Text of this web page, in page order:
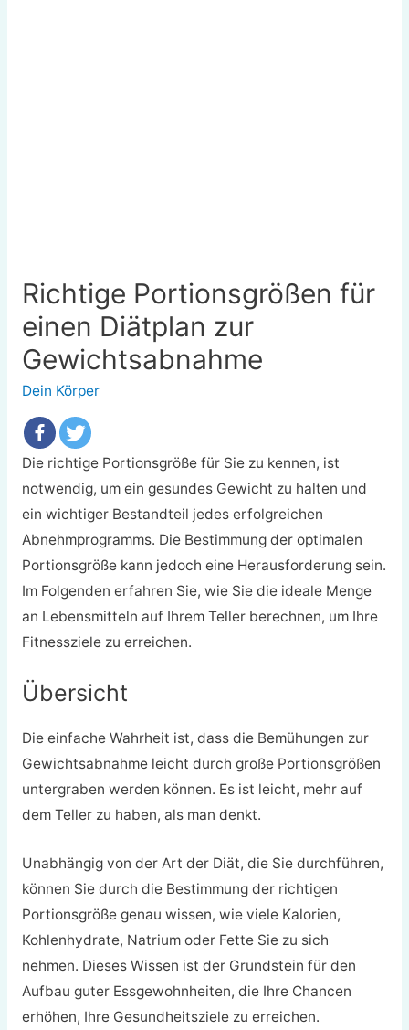
Richtige Portionsgrößen für
einen Diätplan zur
Gewichtsabnahme
Dein Körper
Die richtige Portionsgröße für Sie zu kennen, ist
notwendig, um ein gesundes Gewicht zu halten und
ein wichtiger Bestandteil jedes erfolgreichen
Abnehmprogramms. Die Bestimmung der optimalen
Portionsgröße kann jedoch eine Herausforderung sein.
Im Folgenden erfahren Sie, wie Sie die ideale Menge
an Lebensmitteln auf Ihrem Teller berechnen, um Ihre
Fitnessziele zu erreichen.
Übersicht
Die einfache Wahrheit ist, dass die Bemühungen zur
Gewichtsabnahme leicht durch große Portionsgrößen
untergraben werden können. Es ist leicht, mehr auf
dem Teller zu haben, als man denkt.
Unabhängig von der Art der Diät, die Sie durchführen,
können Sie durch die Bestimmung der richtigen
Portionsgröße genau wissen, wie viele Kalorien,
Kohlenhydrate, Natrium oder Fette Sie zu sich
nehmen. Dieses Wissen ist der Grundstein für den
Aufbau guter Essgewohnheiten, die Ihre Chancen
erhöhen, Ihre Gesundheitsziele zu erreichen.